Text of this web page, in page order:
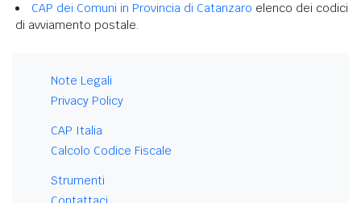
CAP dei Comuni in Provincia di Catanzaro elenco dei codici
di avviamento postale.
Note Legali
Privacy Policy
CAP Italia
Calcolo Codice Fiscale
Strumenti